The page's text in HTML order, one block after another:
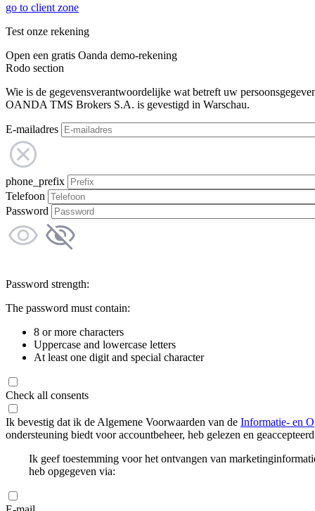
go to client zone
Test onze rekening
Open een gratis Oanda demo-rekening
Rodo section
Wie is de gegevensverantwoordelijke wat betreft uw
OANDA TMS Brokers S.A. is gevestigd in Warschau.
E-mailadres
phone_prefix
Telefoon
Password
Password strength:
The password must contain:
8 or more characters
Uppercase and lowercase letters
At least one digit and special character
Check all consents
Ik bevestig dat ik de Algemene Voorwaarden van de Informatie- en
ondersteuning biedt voor accountbeheer, heb gelezen en
Ik geef toestemming voor het ontvangen van
heb opgegeven via: